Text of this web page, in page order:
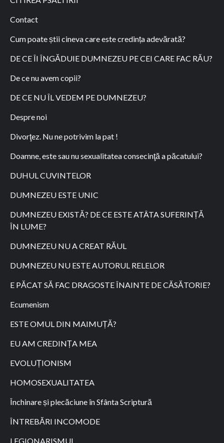
Contact
Cum poate știi cineva care este credința adevărată?
DE CE ÎI ÎNGĂDUIE DUMNEZEU PE CEI CARE FAC RĂU?
De ce nu avem copii?
DE CE NU ÎL VEDEM PE DUMNEZEU?
Despre noi
Divorţez. Nu ne potrivim la pat !
Doamne, este sau nu sexualitatea consecinţă a păcatului?
DUHUL CUVINTELOR
DUMNEZEU ESTE UNIC
DUMNEZEU EXISTĂ? DE CE ESTE ATÂTA SUFERINȚĂ
ÎN LUME?
DUMNEZEU NU A CREAT RĂUL
DUMNEZEU NU ESTE AUTORUL RELELOR
E PĂCAT SĂ FAC DRAGOSTE ÎNAINTE DE CĂSĂTORIE?
Ecumenism
ESTE OMUL DIN MAIMUȚĂ?
EU AM CREDINȚA MEA
EVOLUȚIONISM
HOMOSEXUALITATEA
Închinare și plecăciune în Sfânta Scriptură
ÎNTREBĂRI INCOMODE
LEGIONARISMUL